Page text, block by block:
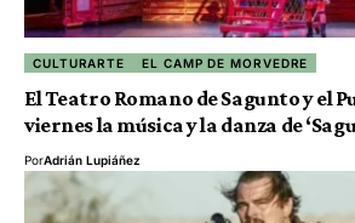
CULTURARTE EL CAMP DE MORVEDRE
El Teatro Romano de Sagunto y el
viernes la música y la danza de
PorAdrián Lupiáñez